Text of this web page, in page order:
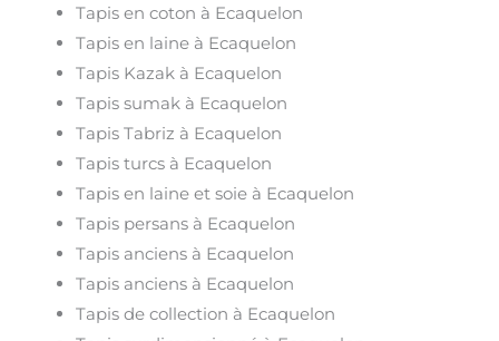
Tapis en coton à Ecaquelon
Tapis en laine à Ecaquelon
Tapis Kazak à Ecaquelon
Tapis sumak à Ecaquelon
Tapis Tabriz à Ecaquelon
Tapis turcs à Ecaquelon
Tapis en laine et soie à Ecaquelon
Tapis persans à Ecaquelon
Tapis anciens à Ecaquelon
Tapis anciens à Ecaquelon
Tapis de collection à Ecaquelon